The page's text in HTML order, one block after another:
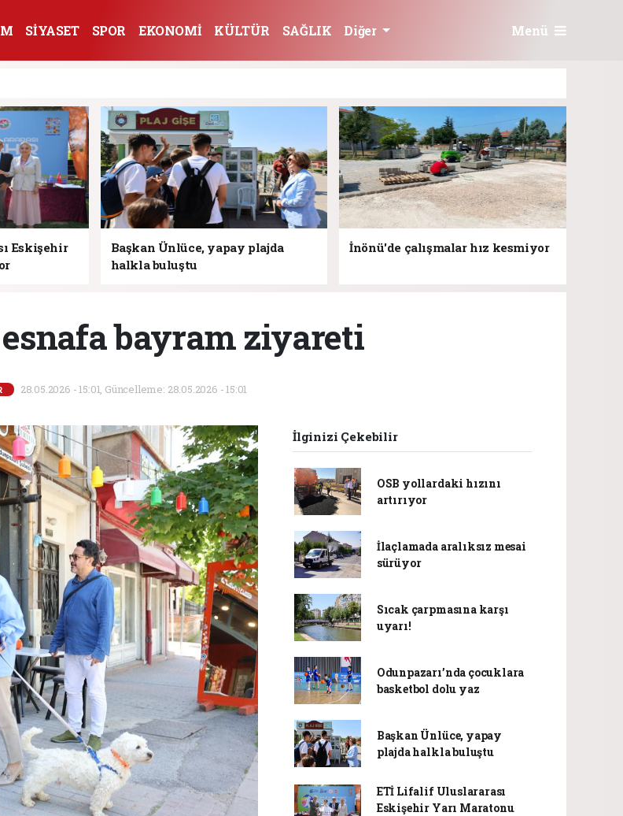
SİYASET SPOR EKONOMİ KÜLTÜR SAĞLIK Diğer Menü
Eskişehir
Başkan Ünlüce, yapay plajda
halkla buluştu
İnönü'de çalışmalar hız kesmiyor
esnafa bayram ziyareti
28.05.2026 - 15:01, Güncelleme: 28.05.2026 - 15:01
İlginizi Çekebilir
OSB yollardaki hızını
artırıyor
İlaçlamada aralıksız mesai
sürüyor
Sıcak çarpmasına karşı
uyarı!
Odunpazarı’nda çocuklara
basketbol dolu yaz
Başkan Ünlüce, yapay
plajda halkla buluştu
ETİ Lifalif Uluslararası
Eskişehir Yarı Maratonu